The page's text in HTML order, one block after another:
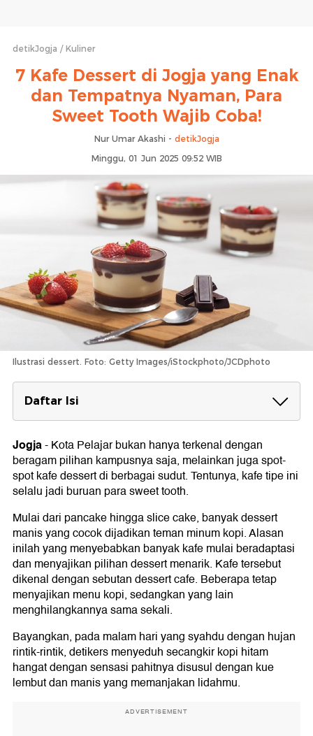
detikJogja Kuliner
7 Kafe Dessert di Jogja yang Enak
dan Tempatnya Nyaman, Para
Sweet Tooth Wajib Coba!
Nur Umar Akashi - detikJogja
Minggu, 01 Jun 2025 09:52 WIB
Ilustrasi dessert. Foto: Getty Images/iStockphoto/JCDphoto
Daftar Isi
Rekomendasi Kafe Dessert Jogja yang
Nyaman
1. Dear Sweet Cafe
2. Milk by Artemy
3. House of Fudgybro
4. Coklat Cafe
5. Bake Me to the Moon
6. Desia's Kitchen
7. My Puding Jogja
Jogja-Kota Pelajar bukan hanya terkenal dengan
beragam pilihan kampusnya saja, melainkan juga spot-
spot kafe dessert di berbagai sudut. Tentunya, kafe tipe ini
selalu jadi buruan para sweet tooth.
Mulai dari pancake hingga slice cake, banyak dessert
manis yang cocok dijadikan teman minum kopi. Alasan
inilah yang menyebabkan banyak kafe mulai beradaptasi
dan menyajikan pilihan dessert menarik. Kafe tersebut
dikenal dengan sebutan dessert cafe. Beberapa tetap
menyajikan menu kopi, sedangkan yang lain
menghilangkannya sama sekali.
Bayangkan, pada malam hari yang syahdu dengan hujan
rintik-rintik, detikers menyeduh secangkir kopi hitam
hangat dengan sensasi pahitnya disusul dengan kue
lembut dan manis yang memanjakan lidahmu.
ADVERTISEMENT